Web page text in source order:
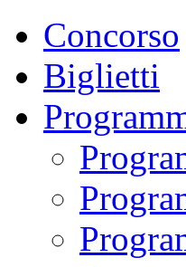
Concorso
Biglietti